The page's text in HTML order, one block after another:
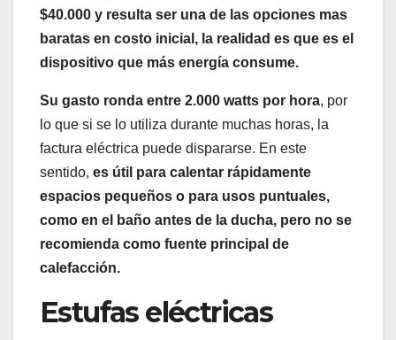
$40.000 y resulta ser una de las opciones mas
baratas en costo inicial, la realidad es que es el
dispositivo que más energía consume.
Su gasto ronda entre 2.000 watts por hora, por
lo que si se lo utiliza durante muchas horas, la
factura eléctrica puede dispararse. En este
sentido, es útil para calentar rápidamente
espacios pequeños o para usos puntuales,
como en el baño antes de la ducha, pero no se
recomienda como fuente principal de
calefacción.
Estufas eléctricas